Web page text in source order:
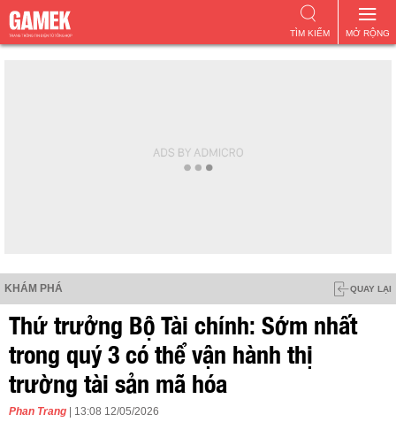
MỞ RỘNG
TÌM KIẾM
KHÁM PHÁ QUAY LẠI
Thứ trưởng Bộ Tài chính: Sớm nhất
trong quý 3 có thể vận hành thị
trường tài sản mã hóa
Phan Trang | 13:08 12/05/2026